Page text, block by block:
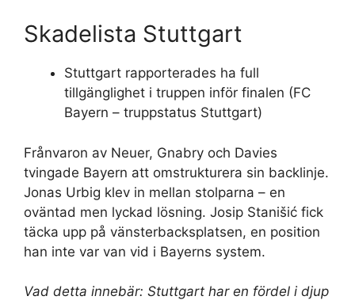
Skadelista Stuttgart
Stuttgart rapporterades ha full
tillgänglighet i truppen inför finalen (FC
Bayern – truppstatus Stuttgart)
Frånvaron av Neuer, Gnabry och Davies
tvingade Bayern att omstrukturera sin backlinje.
Jonas Urbig klev in mellan stolparna – en
oväntad men lyckad lösning. Josip Stanišić fick
täcka upp på vänsterbacksplatsen, en position
han inte var van vid i Bayerns system.
Vad detta innebär: Stuttgart har en fördel i djup